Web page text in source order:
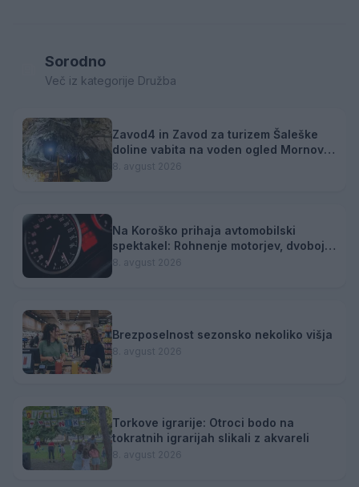
Sorodno
Več iz kategorije Družba
Zavod4 in Zavod za turizem Šaleške
doline vabita na voden ogled Mornove
zijalke
8. avgust 2026
Na Koroško prihaja avtomobilski
spektakel: Rohnenje motorjev, dvoboji
na progah in atraktivni Car Meet
8. avgust 2026
Brezposelnost sezonsko nekoliko višja
8. avgust 2026
Torkove igrarije: Otroci bodo na
tokratnih igrarijah slikali z akvareli
8. avgust 2026